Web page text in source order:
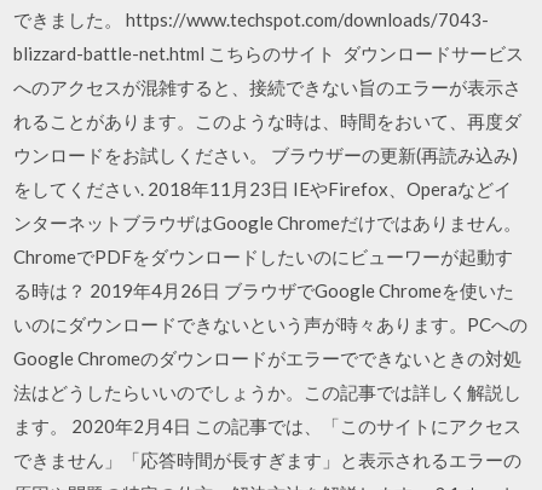
できました。 https://www.techspot.com/downloads/7043-
blizzard-battle-net.html こちらのサイト ダウンロードサービス
へのアクセスが混雑すると、接続できない旨のエラーが表示さ
れることがあります。このような時は、時間をおいて、再度ダ
ウンロードをお試しください。 ブラウザーの更新(再読み込み)
をしてください. 2018年11月23日 IEやFirefox、Operaなどイ
ンターネットブラウザはGoogle Chromeだけではありません。
ChromeでPDFをダウンロードしたいのにビューワーが起動す
る時は？ 2019年4月26日 ブラウザでGoogle Chromeを使いた
いのにダウンロードできないという声が時々あります。PCへの
Google Chromeのダウンロードがエラーでできないときの対処
法はどうしたらいいのでしょうか。この記事では詳しく解説し
ます。 2020年2月4日 この記事では、「このサイトにアクセス
できません」「応答時間が長すぎます」と表示されるエラーの